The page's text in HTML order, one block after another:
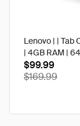
Lenovo | | Tab
| 4GB RAM |
Grey | Best Buy
$99.99
$169.99